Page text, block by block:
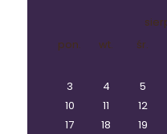
pon.
wt. śr.
3
4 5
10
11 12
17
18 19